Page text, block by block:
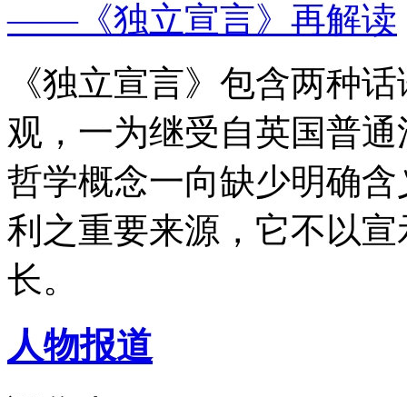
——《独立宣言》再解读
《独立宣言》包含两种
观，一为继受自英国普
哲学概念一向缺少明确
利之重要来源，它不以
长。
人物报道